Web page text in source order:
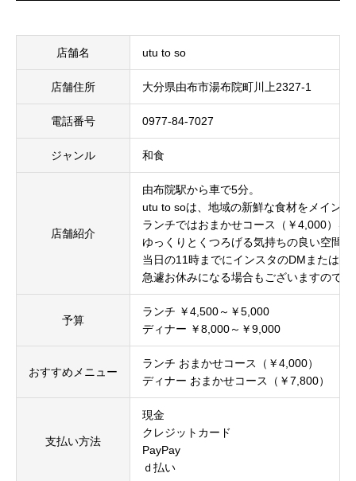
店舗名 utu to so
店舗住所 大分県由布市湯布院町川上2327-1
電話番号 0977-84-7027
ジャンル 和食
店舗紹介
由布院駅から車で5分。
utu to soは、地域の新鮮な食材をメイン
ランチではおまかせコース（￥4,000）
ゆっくりとくつろげる気持ちの良い空間
当日の11時までにインスタのDMまたは電
急遽お休みになる場合もございますので
予算
ランチ ￥4,500～￥5,000
ディナー ￥8,000～￥9,000
おすすめメニュー
ランチ おまかせコース（￥4,000）
ディナー おまかせコース（￥7,800）
支払い方法
現金
クレジットカード
PayPay
ｄ払い